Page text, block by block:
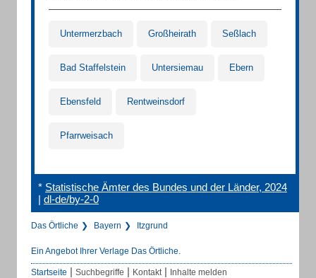
Untermerzbach Großheirath Seßlach
Bad Staffelstein Untersiemau Ebern
Ebensfeld Rentweinsdorf
Pfarrweisach
* Statistische Ämter des Bundes und der Länder, 2024
| dl-de/by-2-0
Das Örtliche Bayern Itzgrund
Ein Angebot Ihrer Verlage Das Örtliche.
Startseite | Suchbegriffe | Kontakt | Inhalte melden